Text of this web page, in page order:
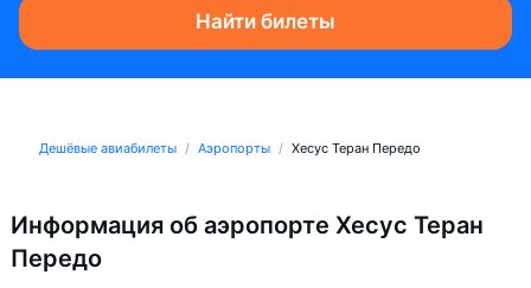
Найти билеты
Дешёвые авиабилеты Аэропорты Хесус Теран Передо
Информация об аэропорте Хесус Теран
Передо